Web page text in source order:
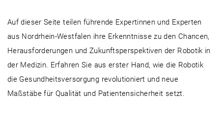
Auf dieser Seite teilen führende Expertinnen und Experten
aus Nordrhein-Westfalen ihre Erkenntnisse zu den Chancen,
Herausforderungen und Zukunftsperspektiven der Robotik in
der Medizin. Erfahren Sie aus erster Hand, wie die Robotik
die Gesundheitsversorgung revolutioniert und neue
Maßstäbe für Qualität und Patientensicherheit setzt.